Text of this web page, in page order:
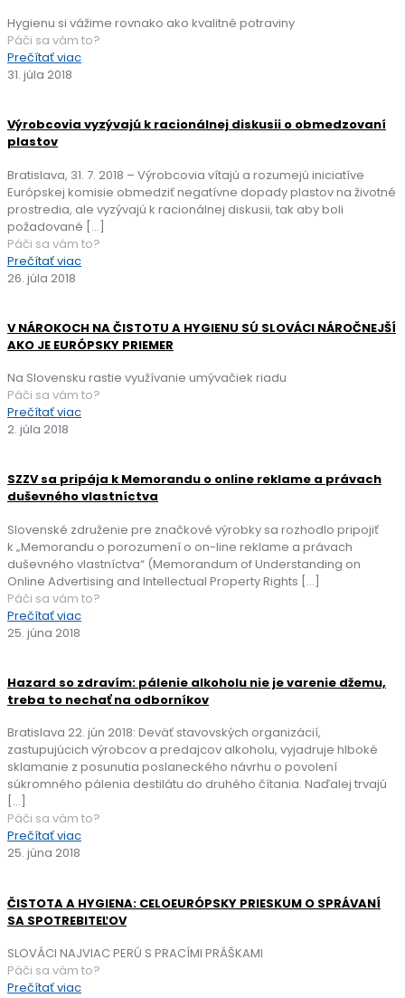
Hygienu si vážime rovnako ako kvalitné potraviny
Páči sa vám to?
Prečítať viac
31. júla 2018
Výrobcovia vyzývajú k racionálnej diskusii o obmedzovaní
plastov
Bratislava, 31. 7. 2018 – Výrobcovia vítajú a rozumejú iniciatíve
Európskej komisie obmedziť negatívne dopady plastov na životné
prostredia, ale vyzývajú k racionálnej diskusii, tak aby boli
požadované […]
Páči sa vám to?
Prečítať viac
26. júla 2018
V NÁROKOCH NA ČISTOTU A HYGIENU SÚ SLOVÁCI NÁROČNEJŠÍ
AKO JE EURÓPSKY PRIEMER
Na Slovensku rastie využívanie umývačiek riadu
Páči sa vám to?
Prečítať viac
2. júla 2018
SZZV sa pripája k Memorandu o online reklame a právach
duševného vlastníctva
Slovenské združenie pre značkové výrobky sa rozhodlo pripojiť
k „Memorandu o porozumení o on-line reklame a právach
duševného vlastníctva“ (Memorandum of Understanding on
Online Advertising and Intellectual Property Rights […]
Páči sa vám to?
Prečítať viac
25. júna 2018
Hazard so zdravím: pálenie alkoholu nie je varenie džemu,
treba to nechať na odborníkov
Bratislava 22. jún 2018: Deväť stavovských organizácií,
zastupujúcich výrobcov a predajcov alkoholu, vyjadruje hlboké
sklamanie z posunutia poslaneckého návrhu o povolení
súkromného pálenia destilátu do druhého čítania. Naďalej trvajú
[…]
Páči sa vám to?
Prečítať viac
25. júna 2018
ČISTOTA A HYGIENA: CELOEURÓPSKY PRIESKUM O SPRÁVANÍ
SA SPOTREBITEĽOV
SLOVÁCI NAJVIAC PERÚ S PRACÍMI PRÁŠKAMI
Páči sa vám to?
Prečítať viac